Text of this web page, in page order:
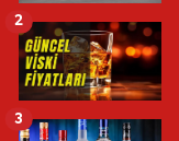
2
3